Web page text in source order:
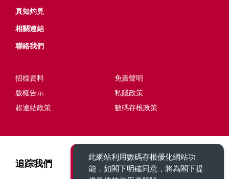
此網站利用數碼存根優化網站功
能，如閣下明確同意，將為閣下提
真知灼見
相關連結
聯絡我們
招標資料
免責聲明
版權告示
私隱政策
超連結政策
數碼存根政策
追踪我們